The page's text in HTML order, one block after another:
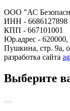
ООО "АС
ИНН - 6686127898
КПП - 667101001
Юр.адрес - 620000,
Пушкина, стр. 9а,
разработка сайта
Выберите